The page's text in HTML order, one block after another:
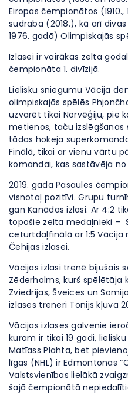
Eiropas čempionātos (1910.,
sudraba (2018.), kā arī
1976. gadā) Olimpiskajās
Izlasei ir vairākas zelta
čempionāta 1. divīzijā.
Lielisku sniegumu Vācija
olimpiskajās spēlēs
uzvarēt tikai Norvēģiju, pie
metienos, taču izslēgšanas
tādas hokeja
Finālā, tikai ar vienu vārtu
komandai, kas sastāvēja
2019. gada Pasaules
visnotaļ pozitīvi. Grupu
gan Kanādas izlasi. Ar 4:2
topošie zelta medaļnieki –
ceturtdaļfinālā ar 1:5
Čehijas izlasei.
Vācijas izlasi trenē bijušais
Zēderholms, kurš spēlētāja
Zviedrijas, Šveices un
izlases treneri Tonijs kļuva
Vācijas izlases galvenie
kuram ir tikai 19 gadi,
Matīass Plahta, bet
līgas (NHL) ir Edmontonas
Valstsvienības lielākā
šajā čempionātā